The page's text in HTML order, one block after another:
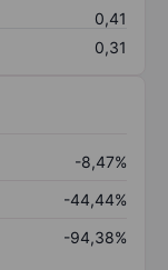
0,41
0,31
-8,47%
-44,44%
-94,38%